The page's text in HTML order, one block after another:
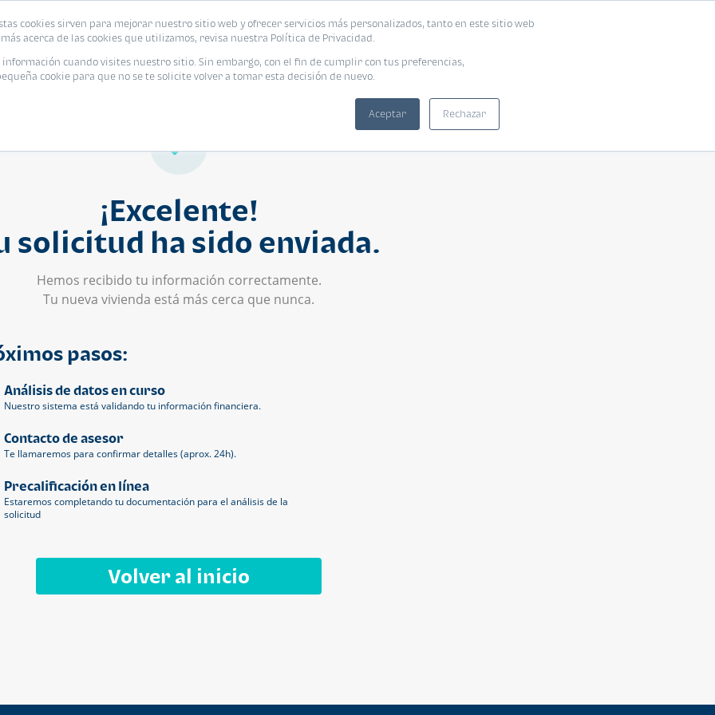
cookies sirven para mejorar nuestro sitio web y ofrecer servicios más personalizados, tanto en este sitio web
acerca de las cookies que utilizamos, revisa nuestra Política de Privacidad.
cuando visites nuestro sitio. Sin embargo, con el fin de cumplir con tus preferencias,
cookie para que no se te solicite volver a tomar esta decisión de nuevo.
Aceptar Rechazar
Eventos Promociones Blog Encuentra tu vivienda ideal
¡Excelente!
solicitud ha sido enviada.
Hemos recibido tu información correctamente.
Tu nueva vivienda está más cerca que nunca.
pasos:
Análisis de datos en curso
Nuestro sistema está validando tu información financiera.
Contacto de asesor
Te llamaremos para confirmar detalles (aprox. 24h).
Precalificación en línea
Estaremos completando tu documentación para el análisis de la
solicitud
Volver al inicio